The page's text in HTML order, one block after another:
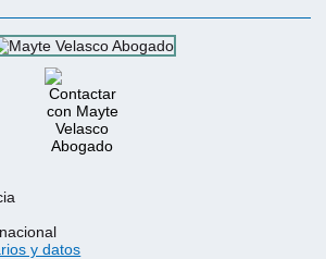
y datos